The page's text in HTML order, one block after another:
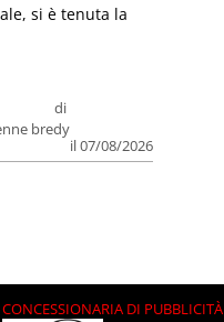
di
bredy
il 07/08/2026
si è tenuta la
CONCESSIONARIA DI PUBBLICITÀ